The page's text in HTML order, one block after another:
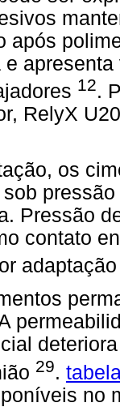
após
12.
RelyX
os
Pressão
contato
29.
no